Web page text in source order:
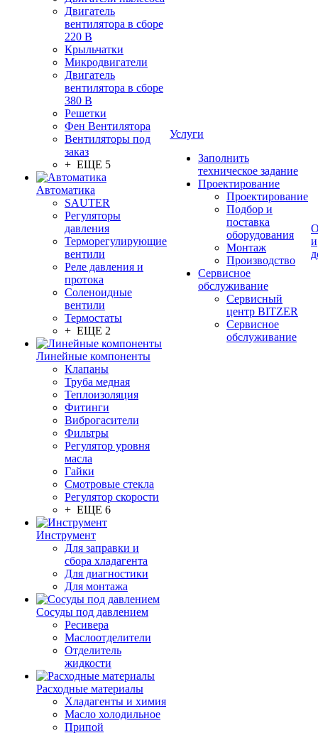
Двигатель
вентилятора в сборе
220 В
Крыльчатки
Микродвигатели
Двигатель
вентилятора в сборе
380 В
Решетки
Фен Вентилятора
Вентиляторы под
заказ
+ ЕЩЕ 5
Автоматика
SAUTER
Регуляторы
давления
Терморегулирующие
вентили
Реле давления и
протока
Соленоидные
вентили
Термостаты
+ ЕЩЕ 2
Линейные компоненты
Клапаны
Труба медная
Теплоизоляция
Фитинги
Виброгасители
Фильтры
Регулятор уровня
масла
Гайки
Смотровые стекла
Регулятор скорости
+ ЕЩЕ 6
Инструмент
Для заправки и
сбора хладагента
Для диагностики
Для монтажа
Сосуды под давлением
Ресивера
Маслоотделители
Отделитель
жидкости
Расходные материалы
Хладагенты и химия
Масло холодильное
Припой
Услуги
Заполнить
техническое задание
Проектирование
Проектирование
Подбор и
поставка
оборудования
Монтаж
Производство
Сервисное
обслуживание
Сервисный
центр BITZER
Сервисное
обслуживание
и